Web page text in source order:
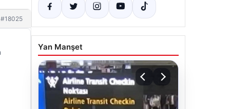
#18025
Yan Manşet